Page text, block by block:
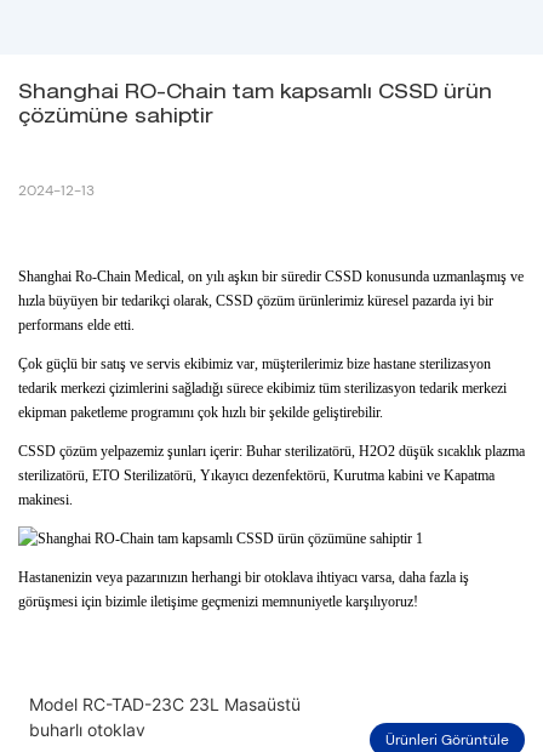
Shanghai RO-Chain tam kapsamlı CSSD ürün
çözümüne sahiptir
2024-12-13
Shanghai Ro-Chain Medical, on yılı aşkın bir süredir CSSD konusunda uzmanlaşmış ve
hızla büyüyen bir tedarikçi olarak, CSSD çözüm ürünlerimiz küresel pazarda iyi bir
performans elde etti.
Çok güçlü bir satış ve servis ekibimiz var, müşterilerimiz bize hastane sterilizasyon
tedarik merkezi çizimlerini sağladığı sürece ekibimiz tüm sterilizasyon tedarik merkezi
ekipman paketleme programını çok hızlı bir şekilde geliştirebilir.
CSSD çözüm yelpazemiz şunları içerir: Buhar sterilizatörü, H2O2 düşük sıcaklık plazma
sterilizatörü, ETO Sterilizatörü, Yıkayıcı dezenfektörü, Kurutma kabini ve Kapatma
makinesi.
Hastanenizin veya pazarınızın herhangi bir otoklava ihtiyacı varsa, daha fazla iş
görüşmesi için bizimle iletişime geçmenizi memnuniyetle karşılıyoruz!
Model RC-TAD-23C 23L Masaüstü
buharlı otoklav
Ürünleri Görüntüle